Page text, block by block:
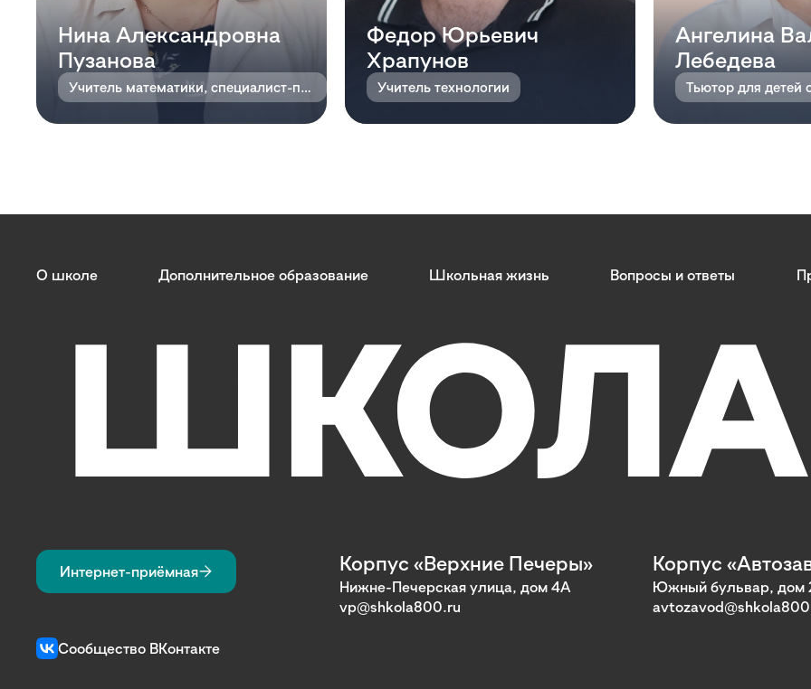
Нина Александровна
Пузанова
Учитель математики, специалист-предметник
Федор Юрьевич
Храпунов
Учитель технологии
Ангелина
Лебедева
Тьютор для детей
О школе Дополнительное образование Школьная жизнь Вопросы и ответы
Интернет-приёмная Корпус «Верхние Печеры»
Нижне-Печерская улица, дом 4А
vp@shkola800.ru
Корпус
Южный бульвар, дом
Сообщество ВКонтакте